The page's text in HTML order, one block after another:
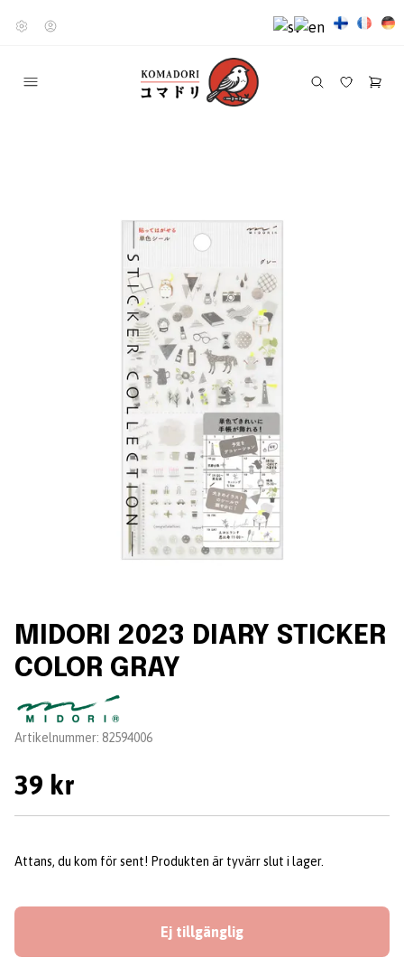
MIDORI 2023 DIARY STICKER
COLOR GRAY
Leverantör:
Artikelnummer: 82594006
39 kr
Attans, du kom för sent! Produkten är tyvärr slut i lager.
Ej tillgänglig